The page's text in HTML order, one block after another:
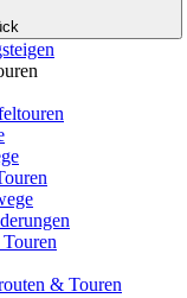
& Touren